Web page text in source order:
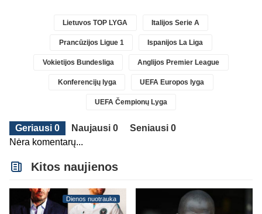
Lietuvos TOP LYGA Italijos Serie A
Prancūzijos Ligue 1 Ispanijos La Liga
Vokietijos Bundesliga Anglijos Premier League
Konferencijų lyga UEFA Europos lyga
UEFA Čempionų Lyga
Geriausi 0 Naujausi 0
Seniausi 0
Nėra komentarų...
Kitos naujienos
Dienos nuotrauka